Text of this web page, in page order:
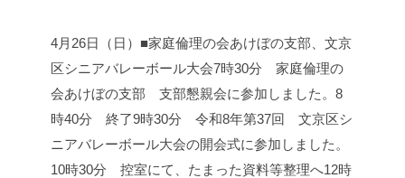
4月26日（日）■家庭倫理の会あけぼの支部、文京
区シニアバレーボール大会7時30分 家庭倫理の
会あけぼの支部 支部懇親会に参加しました。 8
時40分 終了9時30分 令和8年第37回 文京区シ
ニアバレーボール大会の開会式に参加しました。
10時30分 控室にて、たまった資料等整理へ12時